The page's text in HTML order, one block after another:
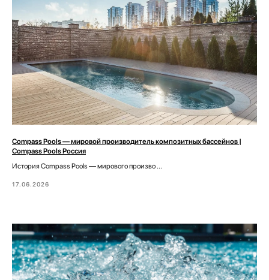
Compass Pools — мировой производитель композитных бассейнов |
Compass Pools Россия
История Compass Pools — мирового произво ...
17.06.2026